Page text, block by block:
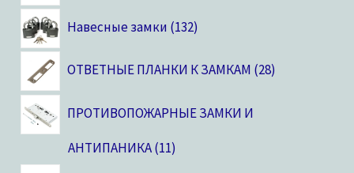
Навесные замки 132
ОТВЕТНЫЕ ПЛАНКИ К ЗАМКАМ 28
ПРОТИВОПОЖАРНЫЕ ЗАМКИ И
АНТИПАНИКА 11